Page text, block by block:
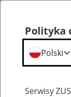
Polityka
Polski
Serwisy